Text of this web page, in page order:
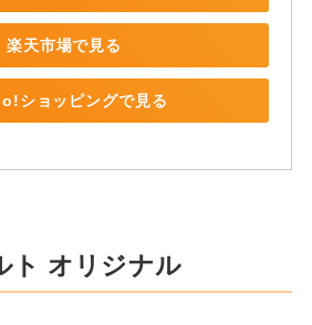
楽天市場で見る
ショッピングで見る
ト オリジナル